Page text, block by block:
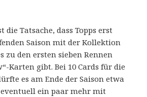
die Tatsache, dass Topps erst
Saison mit der Kollektion
zu den ersten sieben Rennen
Karten gibt. Bei 10 Cards für die
es am Ende der Saison etwa
eventuell ein paar mehr mit